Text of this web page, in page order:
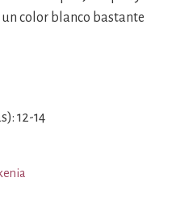
color blanco bastante
12-14
kenia